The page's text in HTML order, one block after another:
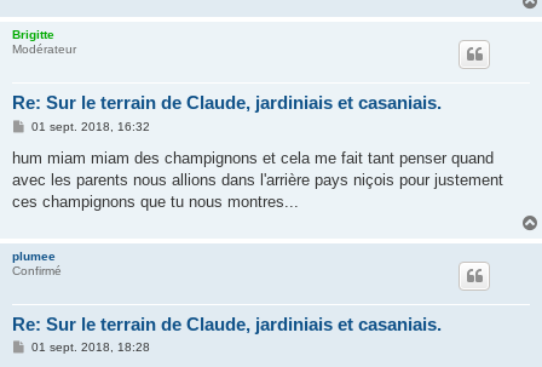
Brigitte
Modérateur
Re: Sur le terrain de Claude, jardiniais et casaniais.
M
s
a
g
01 sept. 2018, 16:32
hum miam miam des champignons et cela me fait tant penser quand
avec les parents nous allions dans l'arrière pays niçois pour justement
ces champignons que tu nous montres...
plumee
Confirmé
Re: Sur le terrain de Claude, jardiniais et casaniais.
M01 sept. 2018, 18:28